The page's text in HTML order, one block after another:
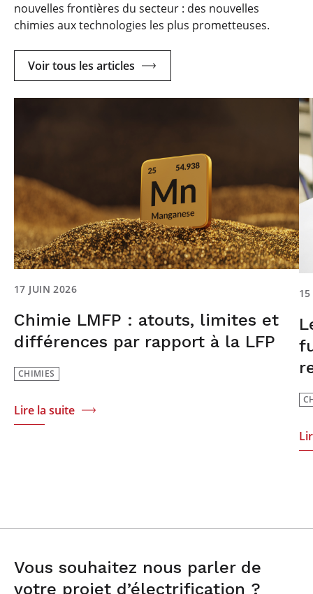
nouvelles frontières du secteur : des nouvelles
chimies aux technologies les plus prometteuses.
Voir tous les articles
17 JUIN 2026
Chimie LMFP : atouts, limites et
différences par rapport à la LFP
CHIMIES
Lire la suite
15
Vous souhaitez nous parler de
votre projet d’électrification ?